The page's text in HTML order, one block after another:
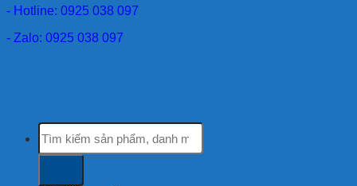
- Hotline: 0925 038 097
- Zalo: 0925 038 097
Tìm
kiếm: